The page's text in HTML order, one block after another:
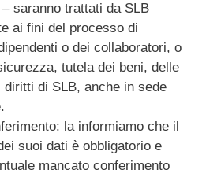
saranno trattati da SLB
ai fini del processo di
o dei collaboratori, o
tutela dei beni, delle
diritti di SLB, anche in sede
la informiamo che il
suoi dati è obbligatorio e
mancato conferimento